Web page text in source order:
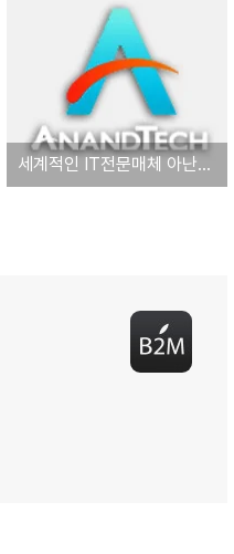
세계적인 IT전문매체 아난드텍 CEO, 리뷰 활동 접고 애플에 입사한다